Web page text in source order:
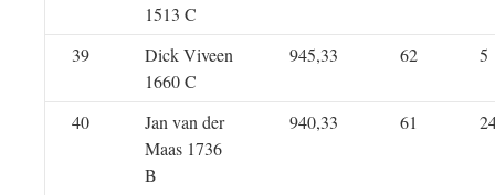
1513 C
39
Dick Viveen
1660 C
945,33 62 5
40
Jan van der
Maas 1736
B
940,33 61